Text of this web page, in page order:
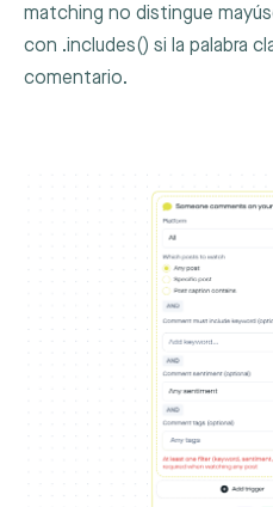
matching no distingue
con .includes() si la palabra
comentario.